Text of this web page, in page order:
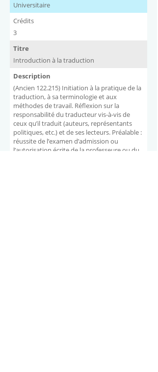
Universitaire
Crédits
3
Titre
Introduction à la traduction
Description
(Ancien 122.215) Initiation à la pratique de la
traduction, à sa terminologie et aux
méthodes de travail. Réflexion sur la
responsabilité du traducteur vis-à-vis de
ceux qu’il traduit (auteurs, représentants
politiques, etc.) et de ses lecteurs. Préalable :
réussite de l’examen d’admission ou
l’autorisation écrite de la professeure ou du